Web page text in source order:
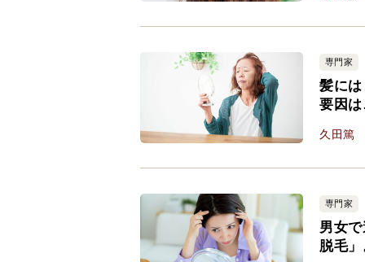
専門家
髪に
要因
久田篤
専門家
男女
脱毛